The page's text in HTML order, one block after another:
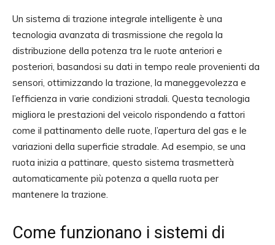
Un sistema di trazione integrale intelligente è una
tecnologia avanzata di trasmissione che regola la
distribuzione della potenza tra le ruote anteriori e
posteriori, basandosi su dati in tempo reale provenienti da
sensori, ottimizzando la trazione, la maneggevolezza e
l’efficienza in varie condizioni stradali. Questa tecnologia
migliora le prestazioni del veicolo rispondendo a fattori
come il pattinamento delle ruote, l’apertura del gas e le
variazioni della superficie stradale. Ad esempio, se una
ruota inizia a pattinare, questo sistema trasmetterà
automaticamente più potenza a quella ruota per
mantenere la trazione.
Come funzionano i sistemi di